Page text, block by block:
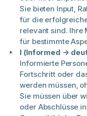
Sie bieten Input,
für die
relevant sind. Ihre
für bestimmte
I (Informed →
Informierte
Fortschritt oder
werden müssen,
Sie müssen über
oder Abschlüsse